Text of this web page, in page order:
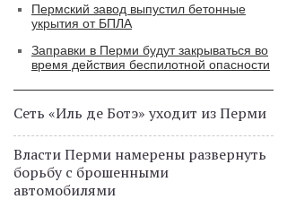
Пермский завод выпустил бетонные
укрытия от БПЛА
Заправки в Перми будут закрываться во
время действия беспилотной опасности
Сеть «Иль де Ботэ» уходит из Перми
Власти Перми намерены развернуть
борьбу с брошенными
автомобилями